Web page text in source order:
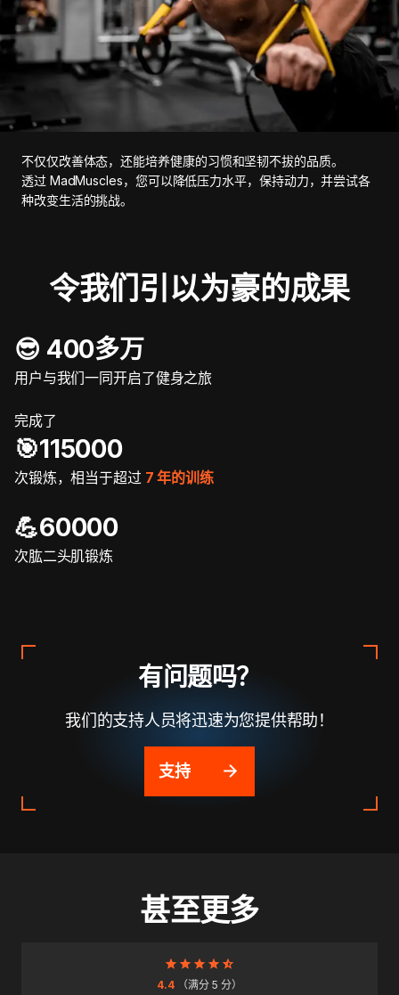
不仅仅改善体态，还能培养健康的习惯和坚韧不拔的品质。
透过 MadMuscles，您可以降低压力水平，保持动力，并尝试各
种改变生活的挑战。
令我们引以为豪的成果
😎 400多万
用户与我们一同开启了健身之旅
完成了
🎯️115000
次锻炼，相当于超过 7 年的训练
💪60000
次肱二头肌锻炼
有问题吗？
我们的支持人员将迅速为您提供帮助！
支持
甚至更多
4.4 （满分 5 分）